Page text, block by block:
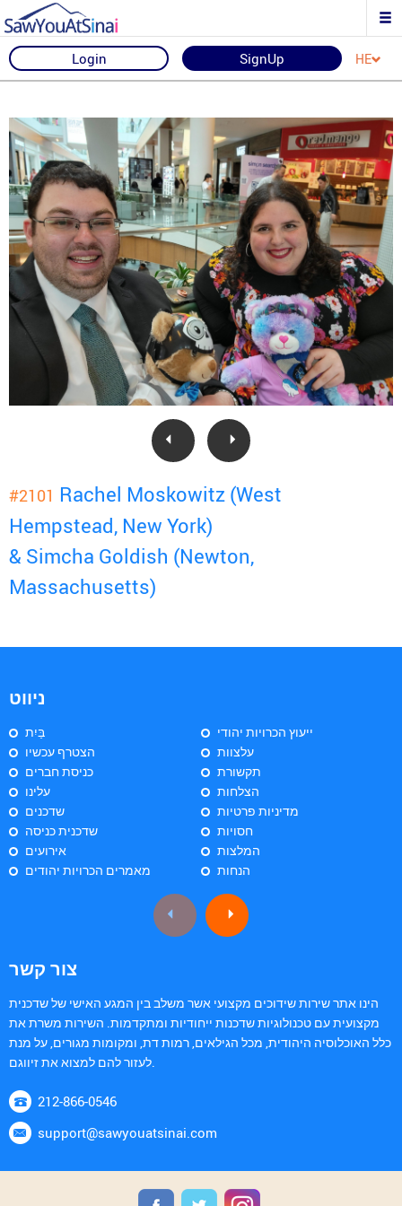
Login SignUp HE
#2101 Rachel Moskowitz (West
Hempstead, New York)
& Simcha Goldish (Newton,
Massachusetts)
ניווט
בַּיִת
הצטרף עכשיו
כניסת חברים
עלינו
שדכנים
שדכנית כניסה
אירועים
מאמרים הכרויות יהודים
ייעוץ הכרויות יהודי
עלצוות
תקשורת
הצלחות
מדיניות פרטיות
חסויות
המלצות
הנחות
צור קשר
הינו אתר שירות שידוכים מקצועי אשר משלב בין המגע האישי של שדכנית
מקצועית עם טכנולוגיות שדכנות ייחודיות ומתקדמות. השירות משרת את
כלל האוכלוסיה היהודית, מכל הגילאים, רמות דת, ומקומות מגורים, על מנת
לעזור להם למצוא את זיווגם.
212-866-0546
support@sawyouatsinai.com